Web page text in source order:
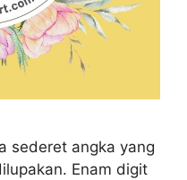
sederet angka yang
Enam digit